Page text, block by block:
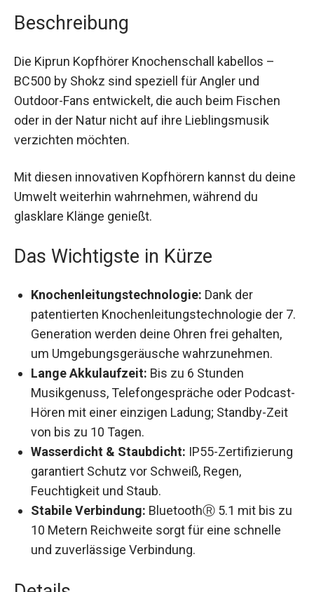
Beschreibung
BC500 by Shokz sind speziell für Angler und
Outdoor-Fans entwickelt, die auch beim Fischen
oder in der Natur nicht auf ihre Lieblingsmusik
verzichten möchten.
deine Umwelt weiterhin wahrnehmen, während
du glasklare Klänge genießt.
Das Wichtigste in Kürze
patentierten Knochenleitungstechnologie der
7. Generation werden deine Ohren frei
gehalten, um Umgebungsgeräusche
wahrzunehmen.
Lange Akkulaufzeit: Bis zu 6 Stunden
Musikgenuss, Telefongespräche oder
Podcast-Hören mit einer einzigen Ladung;
Standby-Zeit von bis zu 10 Tagen.
Wasserdicht & Staubdicht: IP55-
Zertifizierung garantiert Schutz vor Schweiß,
Regen, Feuchtigkeit und Staub.
Stabile Verbindung: BluetoothⓇ 5.1 mit bis
zu 10 Metern Reichweite sorgt für eine
schnelle und zuverlässige Verbindung.